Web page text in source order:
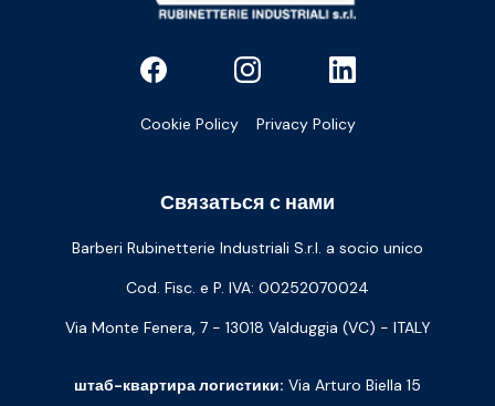
Cookie Policy Privacy Policy
Связаться с нами
Barberi Rubinetterie Industriali S.r.l. a socio unico
Cod. Fisc. e P. IVA: 00252070024
Via Monte Fenera, 7 - 13018 Valduggia (VC) - ITALY
штаб-квартира логистики: Via Arturo Biella 15